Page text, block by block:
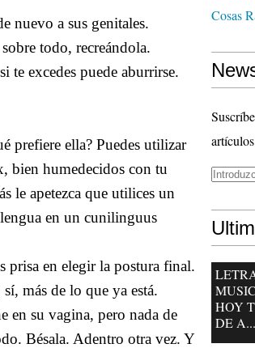
nuevo a sus genitales.
todo, recreándola.
te excedes puede aburrirse.
prefiere ella? Puedes utilizar
bien humedecidos con tu
le apetezca que utilices un
en un cunilinguus
prisa en elegir la postura final.
más de lo que ya está.
en su vagina, pero nada de
Bésala. Adentro otra vez. Y
Cosas
HOY
DE A...